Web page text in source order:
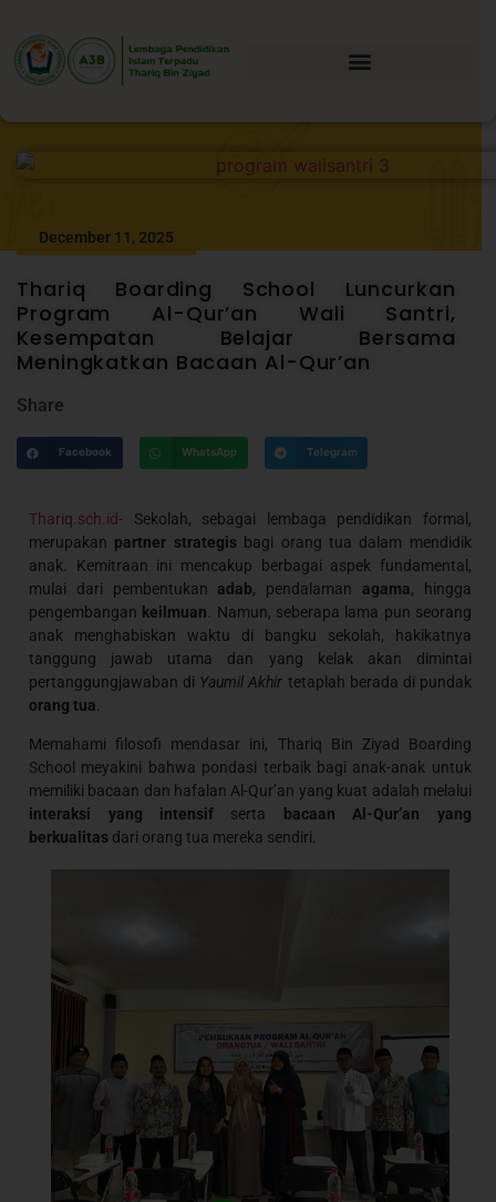
December 11, 2025
Thariq Boarding School Luncurkan
Program Al-Qur’an Wali Santri,
Kesempatan Belajar Bersama
Meningkatkan Bacaan Al-Qur’an
Share
Facebook WhatsApp Telegram
Thariq.sch.id- Sekolah, sebagai lembaga pendidikan formal,
merupakan partner strategisbagi orang tua dalam mendidik
anak. Kemitraan ini mencakup berbagai aspek fundamental,
mulai dari pembentukan adab, pendalaman agama, hingga
pengembangan keilmuan . Namun, seberapa lama pun seorang
anak menghabiskan waktu di bangku sekolah, hakikatnya
tanggung jawab utama dan yang kelak akan dimintai
pertanggungjawaban di Yaumil Akhir tetaplah berada di pundak
orang tua
Memahami filosofi mendasar ini, Thariq Bin Ziyad Boarding
School meyakini bahwa pondasi terbaik bagi anak-anak untuk
memiliki bacaan dan hafalan Al-Qur’an yang kuat adalah melalui
interaksi yang intensif serta
bacaan Al-Qur’an yang
berkualitas dari orang tua mereka sendiri.